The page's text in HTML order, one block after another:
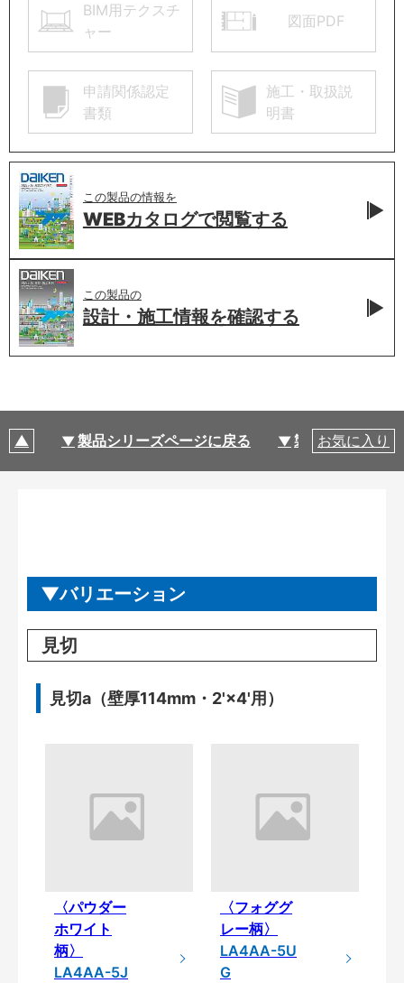
BIM用テクスチ
ャー
図面PDF
申請関係認定
書類
施工・取扱説
明書
この製品の情報を
WEBカタログで閲覧する
この製品の
設計・施工情報を確認する
製品シリーズページに戻る 製品仕様
お気に入り
バリエーション
見切
見切a（壁厚114mm・2'×4'用）
〈パウダー
ホワイト
柄〉
LA4AA-5J
〈フォググ
レー柄〉
LA4AA-5U
G